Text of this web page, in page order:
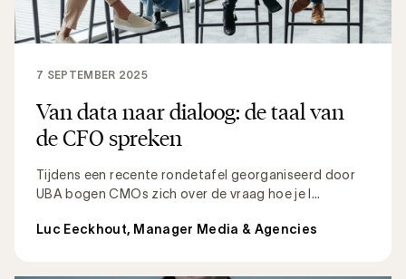
Van data naar dialoog: de taal van
de CFO spreken
Tijdens een recente rondetafel georganiseerd door
UBA bogen CMOs zich over de vraag hoe je l...
7 SEPTEMBER 2025
Luc Eeckhout, Manager Media & Agencies